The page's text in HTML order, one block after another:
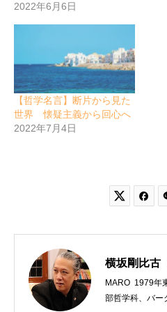
2022年6月6日
【哲学名言】断片から見た
世界 懐疑主義から回心へ
2022年7月4日
 
横坂剛比古
MARO 1979年
部哲学科、バー